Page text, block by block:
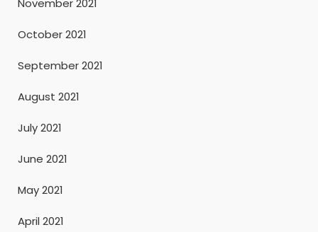
November 2021
October 2021
September 2021
August 2021
July 2021
June 2021
May 2021
April 2021